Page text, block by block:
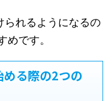
られるようになるの
めです。
める際の2つの